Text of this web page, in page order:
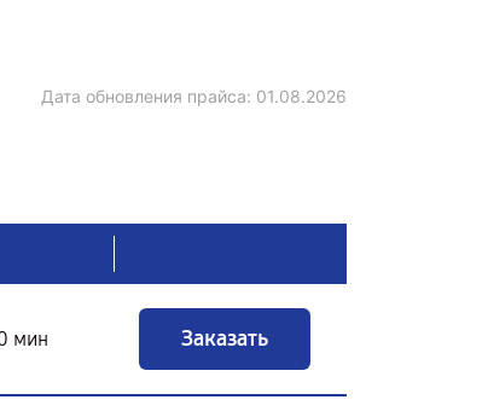
Дата обновления прайса: 01.08.2026
мин Заказать